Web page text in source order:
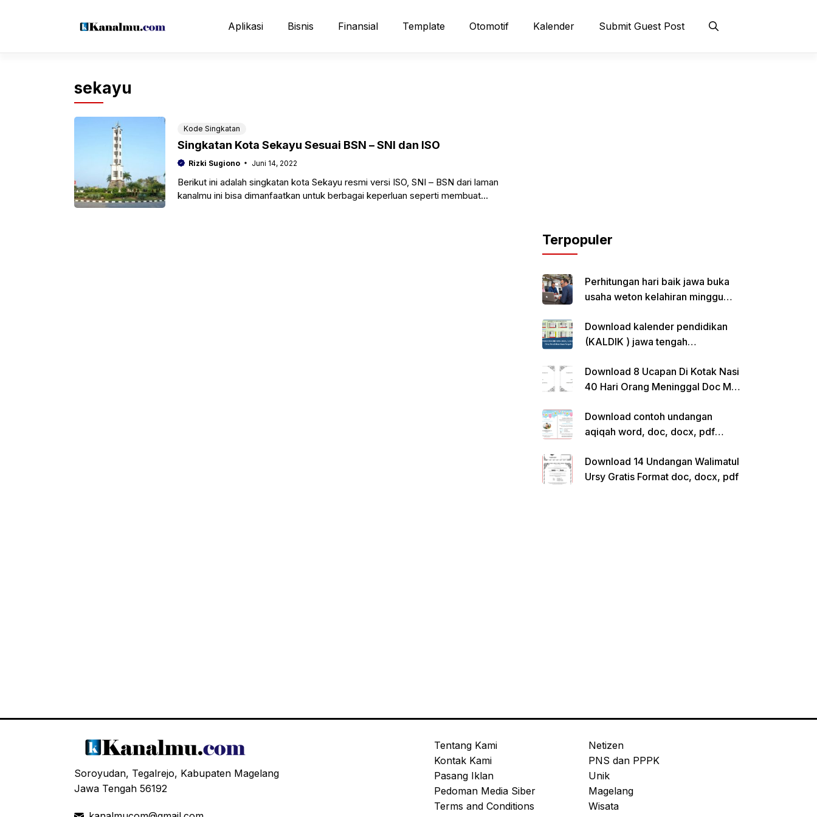
Aplikasi Bisnis Finansial Template Otomotif Kalender Submit Guest Post
sekayu
Kode Singkatan
Singkatan Kota Sekayu Sesuai BSN – SNI dan ISO
Rizki Sugiono Juni 14, 2022
Berikut ini adalah singkatan kota Sekayu resmi versi ISO, SNI – BSN dari laman
kanalmu ini bisa dimanfaatkan untuk berbagai keperluan seperti membuat
Terpopuler
Perhitungan hari baik jawa buka
usaha weton kelahiran minggu
Download kalender pendidikan
(KALDIK ) jawa tengah
Download 8 Ucapan Di Kotak Nasi
40 Hari Orang Meninggal Doc Ms.
Download contoh undangan
aqiqah word, doc, docx, pdf
Download 14 Undangan Walimatul
Ursy Gratis Format doc, docx, pdf
Soroyudan, Tegalrejo, Kabupaten Magelang
Jawa Tengah 56192
Tentang Kami
Kontak Kami
Pasang Iklan
Pedoman Media Siber
Terms and Conditions
Netizen
PNS dan PPPK
Unik
Magelang
Wisata